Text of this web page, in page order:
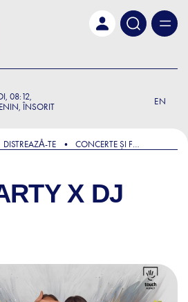
08:12
ÎNSORIT
EN
DISTREAZǍ-TE
CONCERTE ȘI FESTIVALURI
X DJ